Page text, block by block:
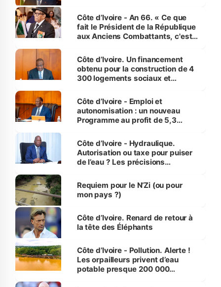
Côte d’Ivoire - An 66. « Ce que
fait le Président de la République
aux Anciens Combattants, c'est
Côte d’Ivoire. Un financement
obtenu pour la construction de 4
300 logements sociaux et
et Yamoussoukro
Côte d’Ivoire - Emploi et
autonomisation : un nouveau
Programme au profit de 5,3
Côte d’Ivoire - Hydraulique.
Autorisation ou taxe pour puiser
de l’eau ? Les précisions
Requiem pour le N’Zi (ou pour
mon pays ?)
Côte d’Ivoire. Renard de retour à
la tête des Éléphants
Côte d’Ivoire - Pollution. Alerte !
Les orpailleurs privent d’eau
potable presque 200 000